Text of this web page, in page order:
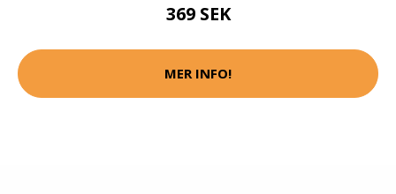
369 SEK
MER INFO!